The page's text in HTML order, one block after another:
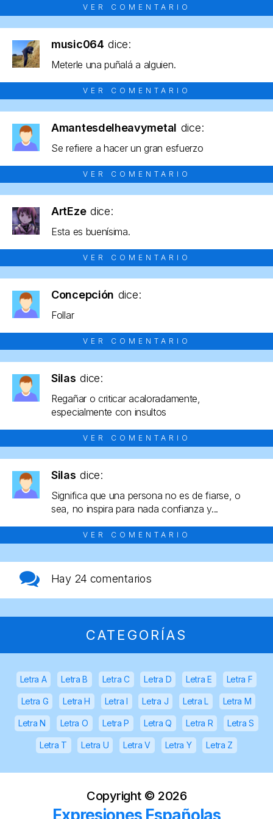
VER COMENTARIO
music064 dice:
Meterle una puñalá a alguien.
VER COMENTARIO
Amantesdelheavymetal dice:
Se refiere a hacer un gran esfuerzo
VER COMENTARIO
ArtEze dice:
Esta es buenísima.
VER COMENTARIO
Concepción dice:
Follar
VER COMENTARIO
Silas dice:
Regañar o criticar acaloradamente,
especialmente con insultos
VER COMENTARIO
Silas dice:
Significa que una persona no es de fiarse, o
sea, no inspira para nada confianza y...
VER COMENTARIO
Hay 24 comentarios
CATEGORÍAS
Letra A Letra B Letra C Letra D Letra E Letra F
Letra G Letra H Letra I Letra J Letra L Letra M
Letra N Letra O Letra P Letra Q Letra R Letra S
Letra T Letra U Letra V Letra Y Letra Z
Copyright © 2026
Expresiones Españolas